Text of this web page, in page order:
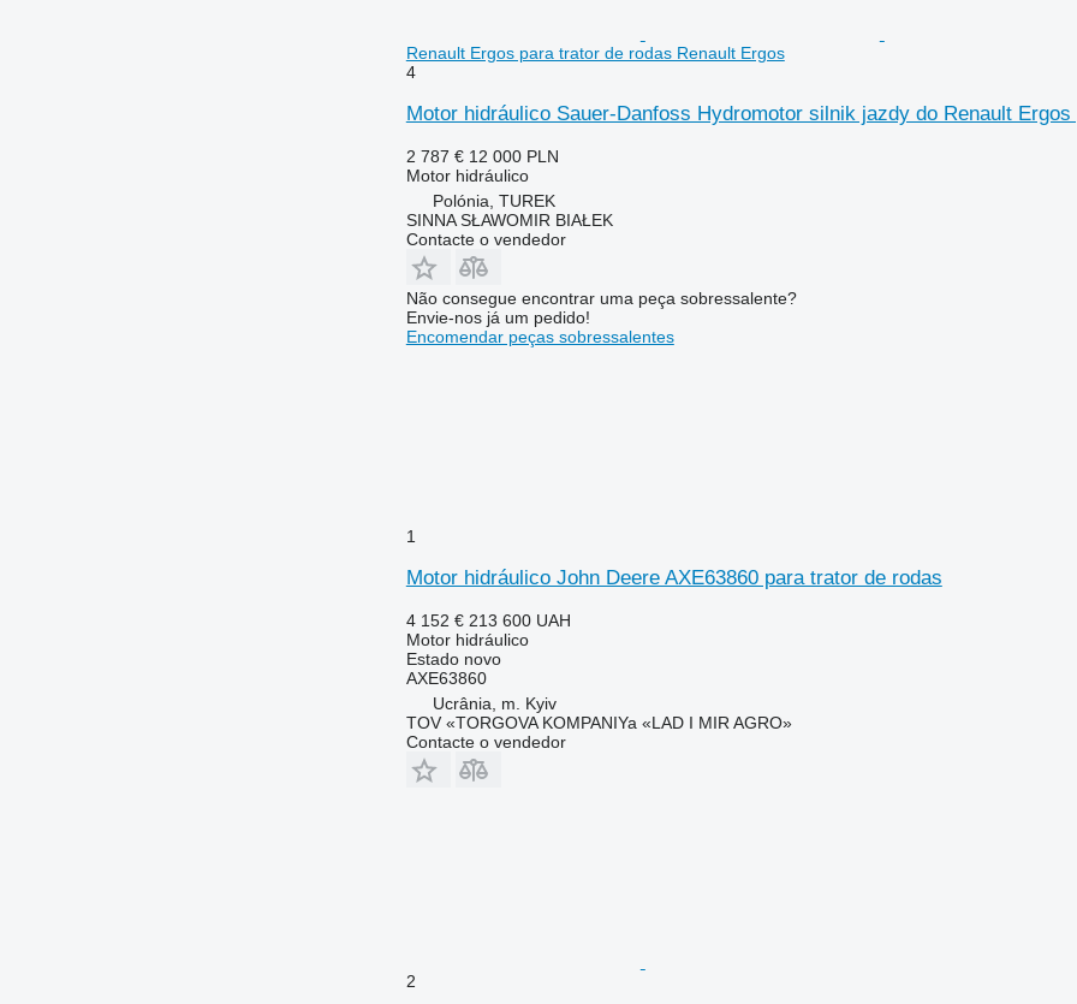
Renault Ergos para trator de rodas Renault Ergos
4
Motor hidráulico Sauer-Danfoss Hydromotor silnik jazdy do Renault
2 787 € 12 000 PLN
Motor hidráulico
Polónia, TUREK
SINNA SŁAWOMIR BIAŁEK
Contacte o vendedor
Não consegue encontrar uma peça sobressalente?
Envie-nos já um pedido!
Encomendar peças sobressalentes
1
Motor hidráulico John Deere AXE63860 para trator de rodas
4 152 € 213 600 UAH
Motor hidráulico
Estadonovo
AXE63860
Ucrânia, m. Kyiv
TOV «TORGOVA KOMPANIYa «LAD I MIR AGRO»
Contacte o vendedor
2